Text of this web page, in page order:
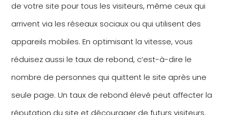
de votre site pour tous les visiteurs, même ceux qui
arrivent via les réseaux sociaux ou qui utilisent des
appareils mobiles. En optimisant la vitesse, vous
réduisez aussi le taux de rebond, c’est-à-dire le
nombre de personnes qui quittent le site après une
seule page. Un taux de rebond élevé peut affecter la